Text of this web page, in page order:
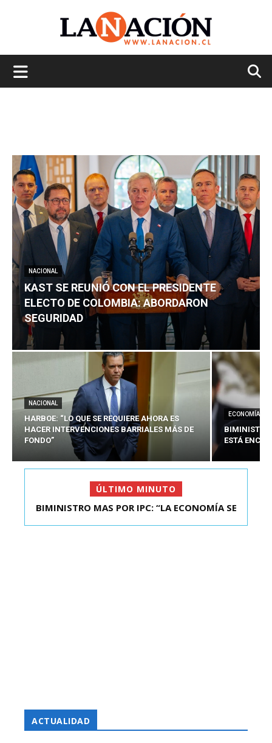
NACIONAL
KAST SE REUNIÓ CON EL PRESIDENTE
ELECTO DE COLOMBIA: ABORDARON
SEGURIDAD
NACIONAL
HARBOE: “LO QUE SE REQUIERE AHORA ES
HACER INTERVENCIONES BARRIALES MÁS DE
FONDO”
ECONOMÍA
BIMINISTRO
ESTÁ
ÚLTIMO MINUTO
KAST SE REUNIÓ CON EL PRESIDENTE ELECTO DE
BIMINISTRO MAS POR IPC: “LA ECONOMÍA SE
ACTUALIDAD